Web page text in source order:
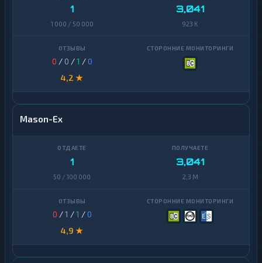
1
1 000 / 50 000
3,041
923 K
0 / 0 /1 /0
4,2 ★
Mason-Ex
1
50 / 100 000
3,041
2,3 M
0 /1 /1 /0
4,9 ★